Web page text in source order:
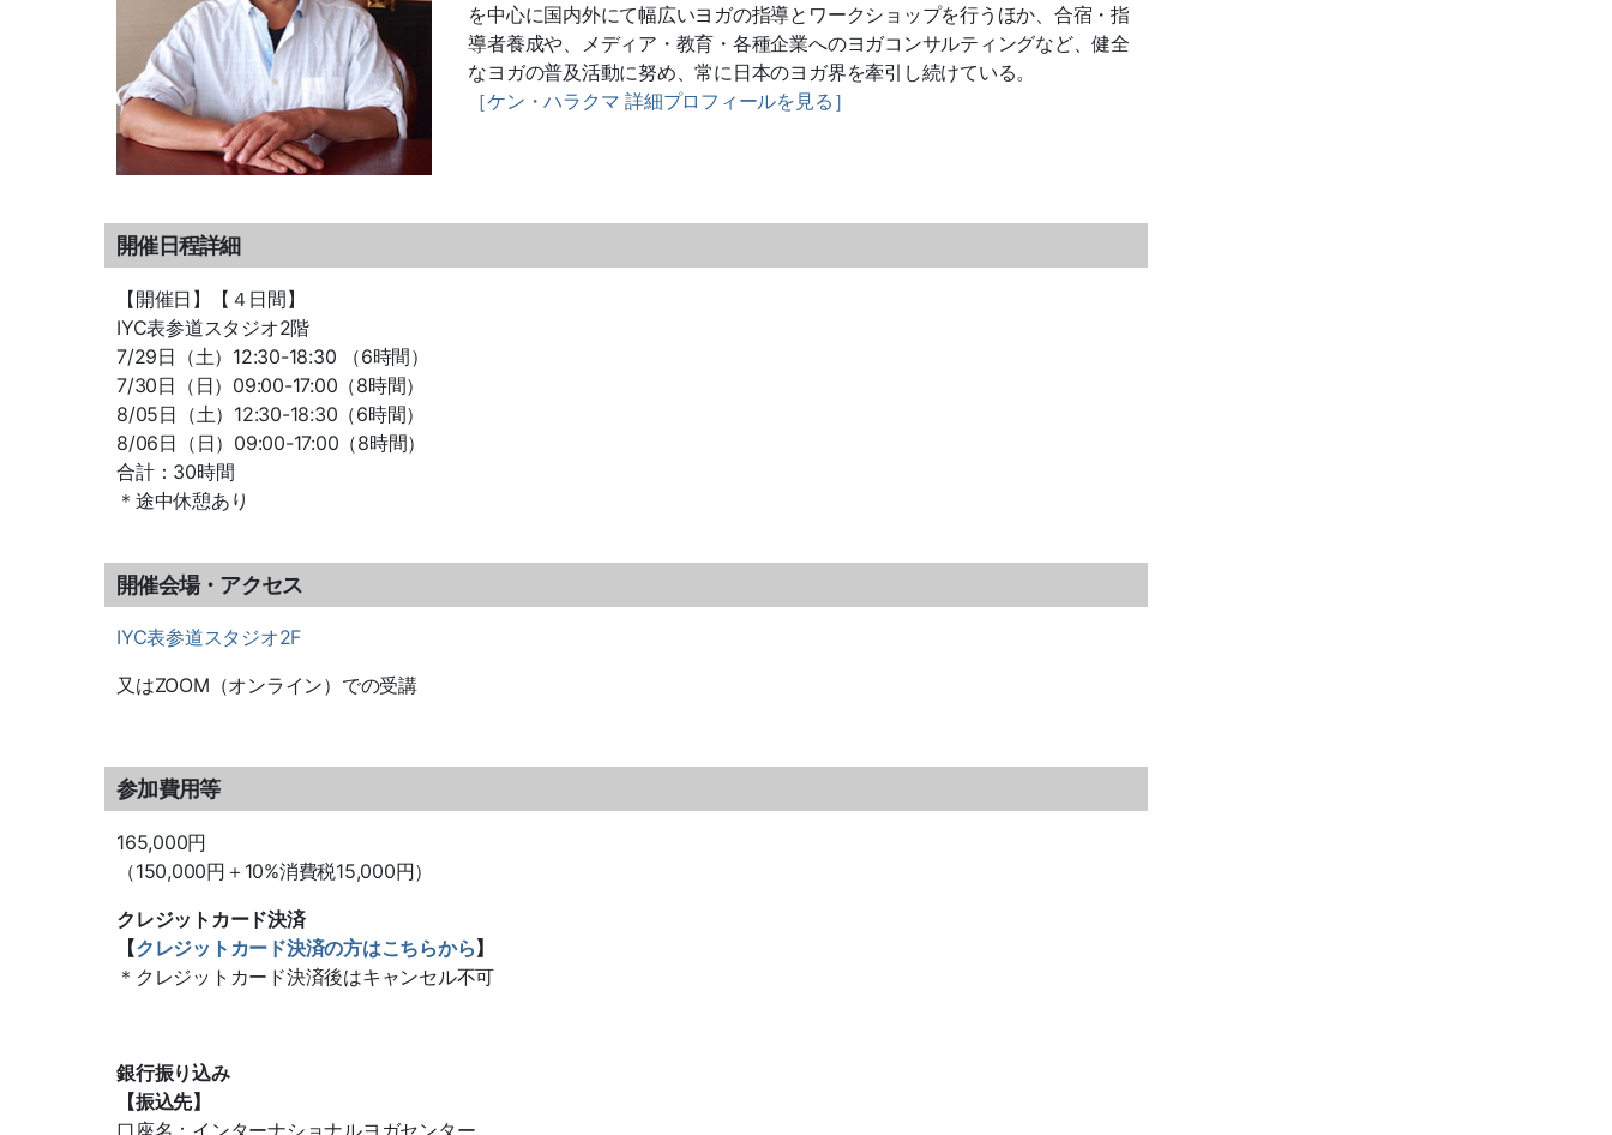
を中心に国内外にて幅広いヨガの指導とワークシ ョップを行うほか、合宿・指
導者養成や、メディア・教育・ 各種企業へのヨガコンサルティングなど、健全
なヨガの普及活動に努め、常に日本のヨガ界を牽引し続けている。
［ケン・ハラクマ 詳細プロフィールを見る］
開催日程詳細
【開催日】【４日間】
IYC表参道スタジオ2階
7/29日（土）12:30-18:30 （6時間）
7/30日（日）09:00-17:00（8時間）
8/05日（土）12:30-18:30（6時間）
8/06日（日）09:00-17:00（8時間）
合計：30時間
＊途中休憩あり
開催会場・アクセス
IYC表参道スタジオ2F
又はZOOM（オンライン）での受講
参加費用等
165,000円
（150,000円＋10%消費税15,000円）
クレジットカード決済
【クレジットカード決済の方はこちらから】
＊クレジットカード決済後はキャンセル不可
銀行振り込み
【振込先】
口座名：インターナショナルヨガセンター